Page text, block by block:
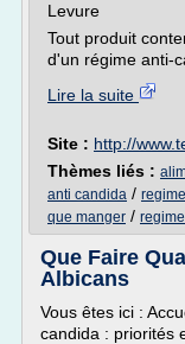
Levure
Tout produit
d'un régime anti-
Lire la suite
Site : http://
Thèmes liés :
anti candida /
que manger /
Que Faire
Albicans
Vous êtes ici :
candida : priorités